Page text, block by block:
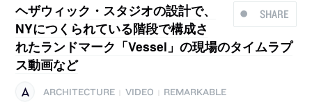
SHARE
ヘザウィック・スタジオの設計で、
NYにつくられている階段で構成さ
れたランドマーク「Vessel」の現場のタイムラプ
ス動画など
ARCHITECTURE VIDEO
REMARKABLE